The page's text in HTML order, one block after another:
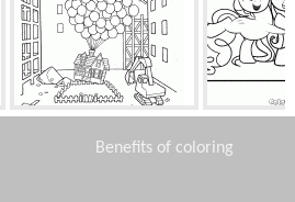
イエバエ ピンキー
Benefits of coloring